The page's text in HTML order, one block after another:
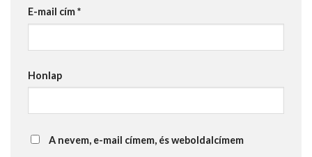
E-mail cím*
Honlap
A nevem, e-mail címem, és weboldalcímem